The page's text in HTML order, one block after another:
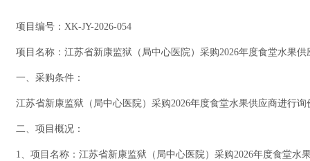
项目编号： XK-JY-2026-054
项目名称：江苏省新康监狱（局中心医院）采购2026年度食
一、采购条件：
江苏省新康监狱（局中心医院）采购2026年度食堂水果供应商进行
二、项目概况：
1、 项目 名称：江苏省新康监狱（局中心医院）采购2026年度食堂水